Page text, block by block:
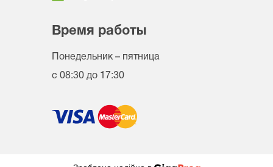
Время работы
Понедельник – пятница
с 08:30 до 17:30